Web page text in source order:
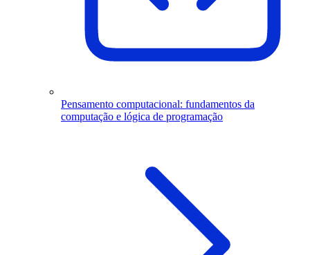
Pensamento computacional: fundamentos da
computação e lógica de programação